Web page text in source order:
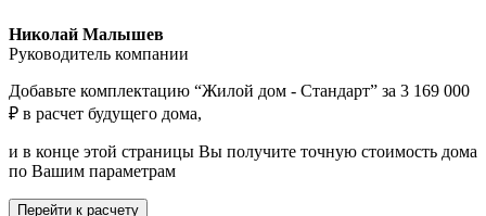
Николай Малышев
Руководитель компании
Добавьте комплектацию “Жилой дом - Стандарт” за 3 169 000
₽ в расчет будущего дома,
и в конце этой страницы Вы получите точную стоимость дома
по Вашим параметрам
Перейти к расчету